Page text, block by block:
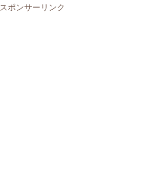
スポンサーリンク